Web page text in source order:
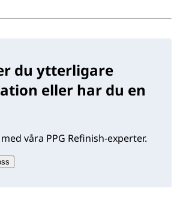
du ytterligare
eller har du en
våra PPG Refinish-experter.